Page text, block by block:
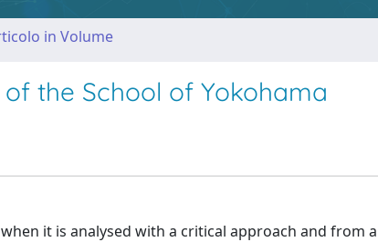
in Volume
the School of Yokohama
it is analysed with a critical approach and from a